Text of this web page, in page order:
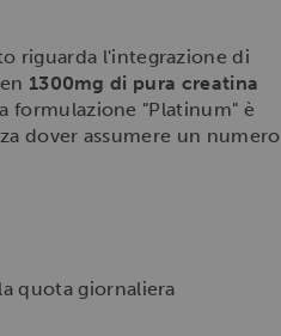
riguarda l'integrazione di
1300mg di pura creatina
formulazione "Platinum" è
dover assumere un numero
quota giornaliera